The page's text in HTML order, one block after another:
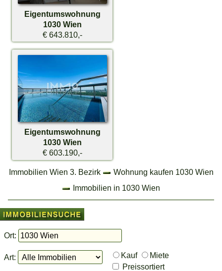
Eigentumswohnung
1030 Wien
€ 643.810,-
Eigentumswohnung
1030 Wien
€ 603.190,-
Immobilien Wien 3. Bezirk
Wohnung kaufen 1030 Wien
Immobilien in 1030 Wien
Ort:
Art: Kauf
Miete
Preissortiert